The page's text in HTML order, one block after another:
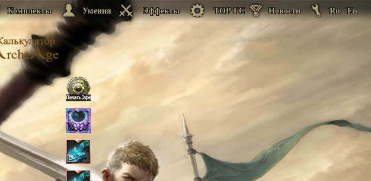
Комплекты Умения Эффекты TOP ГС Новости Ru En